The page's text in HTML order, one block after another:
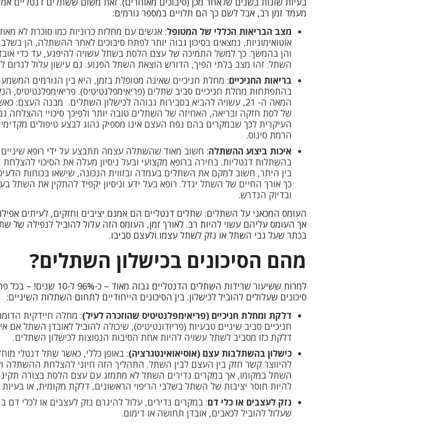
מעמד זמן רב, אבל לשם כך הם תלויים במספר גורמים:
מצב הבריאות הכללי של המטופל: אנשים עם מחלות כרוניות כמו סוכרת לא
אוטואימוניות, נמצאים בסיכון גבוה יותר לפתח סיבוכים לאחר ההשתלה, הן
והן בהמשך. כך למשל התמיכה של עצם הלסת בשתל עשויה להיפגע, עד כדי
השתל. זהו מצב בלתי הפיך, הדורש הוצאת השתל הפגוע. גם עישון עלול לגרום
בריאות החניכיים: מחלת חניכיים שאינה מטופלת בזמן, היא בין הגורמים
בהתפתחות מחלת חניכיים סביב שתלים (פריאימפלנטיטיס). פריאימפלנטיטיס,
המאה ה- 21, עשויה להביא בסבירות גבוהה לכישלון השתלים. מבנה העצם:
של לסת חזקה ובריאה, האחיזה של השתלים טובה יותר ולפיכך סיכויי ההצלחה
העיקרית לכך שבמקרים בהם נפח העצם אינו מספיק נהוג לבצע טיפולים
הרמת סינוס.
איכות ביצוע ההשתלה: חשוב מאוד שהשתלה עצמה תתבצע על ידי רופא שיניים
בהשתלות דנטליות. בחירה ברופא מקצועי ובעל ניסיון מעלה את הסיכוי
בין היתר, חשוב למקם את השתלים בעמדה ובזווית הנכונה, שישאו בכוחות
כך אורך החיים של השתל יגדל. רופא בעל ידע וניסיון יקפיד להתקין את השתל
ובדיוק הנדרש.
העומס המכאני על השתלים: שתלים דנטליים הם אמנם יציבים וחזקים, לעיתים אפילו
אך העומס עליהם עשוי להיות רב. לאורך זמן, העומס הזה עלול להוביל לנפילה של
בכתר שעל גבי השתל או נזק לשתל עצמו ולעצם סביבו.
מהם הסיכונים בכישלון השתלים?
למרות ששיעור שרידות השתלים
סיכונים שעלולים להוביל לכישלון. בין הסיכונים הייחודיים לתחום השתלות השיניים:
דלקת ומחלת חניכיים (פריאימפלנטיטיס שהוזכרה לעיל): מחלה חיידקית
חניכיים סביב שיניים טבעיות (פריודונטיטיס), שיכולה להוביל לאובדן השתל אם
דלקת כזו מסביב לשתל עשויה להיות אחת הסיבות הנפוצות לכישלון השתלים.
כישלון בהשתלבות עצם (אוסיאואינטגרציה): באופן כללי, כאשר שתל דנטלי
להיווצר קשר חזק בין העצם לבין השתל. התהליך הזה חיוני להצלחת ההשתלה
השתל במקומו, אך במקרים נדירים השתל לא מתמזג עם עצם הלסת בצורה
להיות חוסר יציבות של השתל בשלבי הריפוי הראשונים, דלקת מקומית, או בעיות
נזק לעצבים או כלי דם: במקרים נדירים, עלול להיגרם נזק לעצבים או לכלי
שעלול להוביל לכאבים, אובדן תחושה או דימום.